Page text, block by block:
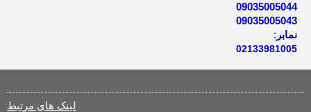
09035005044
09035005043
نمابر :
02133981005
لینک های مرتبط